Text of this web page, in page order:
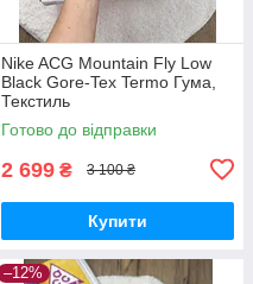
Nike ACG Mountain Fly Low
Black Gore-Tex Termo Гума,
Текстиль
Готово до відправки
2 699 ₴ 3 100 ₴
Купити
–12%